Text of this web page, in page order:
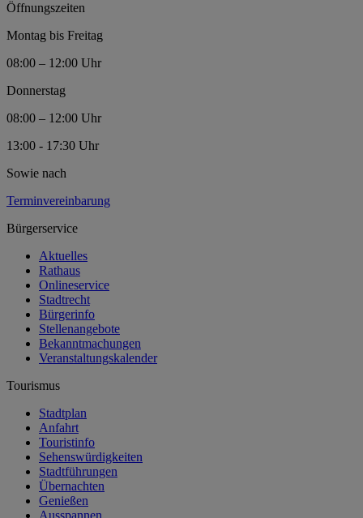
Öffnungszeiten
Montag bis Freitag
08:00 – 12:00 Uhr
Donnerstag
08:00 – 12:00 Uhr
13:00 - 17:30 Uhr
Sowie nach
Terminvereinbarung
Bürgerservice
Aktuelles
Rathaus
Onlineservice
Stadtrecht
Bürgerinfo
Stellenangebote
Bekanntmachungen
Veranstaltungskalender
Tourismus
Stadtplan
Anfahrt
Touristinfo
Sehenswürdigkeiten
Stadtführungen
Übernachten
Genießen